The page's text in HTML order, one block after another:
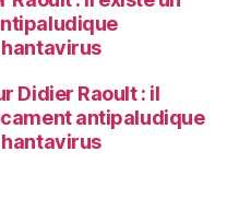
Didier Raoult : il
antipaludique